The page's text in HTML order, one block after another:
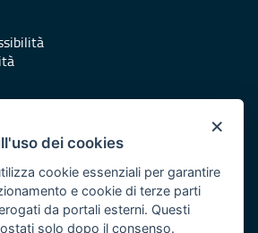
Civile Puglia
risorse del POR Puglia 2014/2020 -
×
dei cookies
cookie essenziali per garantire
e cookie di terze parti
da portali esterni. Questi
solo dopo il consenso.